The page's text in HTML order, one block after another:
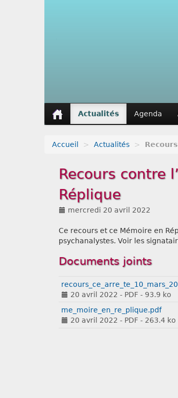
Actualités Agenda
Accueil > Actualités >
Recours contre
Réplique
mercredi 20 avril 2022
Ce recours et ce Mémoire en
psychanalystes. Voir les
Documents joints
20 avril 2022 - PDF - 93.9 ko
me_moire_en_re_plique.pdf
20 avril 2022 - PDF - 263.4 ko